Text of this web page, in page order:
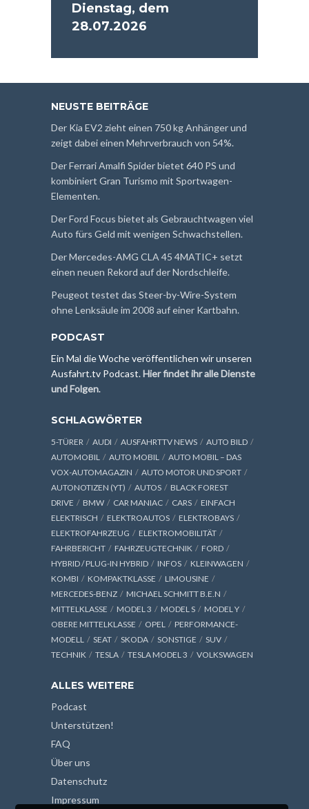
Dienstag, dem
28.07.2026
NEUSTE BEITRÄGE
Der Kia EV2 zieht einen 750 kg Anhänger und
zeigt dabei einen Mehrverbrauch von 54%.
Der Ferrari Amalfi Spider bietet 640 PS und
kombiniert Gran Turismo mit Sportwagen-
Elementen.
Der Ford Focus bietet als Gebrauchtwagen viel
Auto fürs Geld mit wenigen Schwachstellen.
Der Mercedes-AMG CLA 45 4MATIC+ setzt
einen neuen Rekord auf der Nordschleife.
Peugeot testet das Steer-by-Wire-System
ohne Lenksäule im 2008 auf einer Kartbahn.
PODCAST
Ein Mal die Woche veröffentlichen wir unseren
Ausfahrt.tv Podcast.Hier findet ihr alle Dienste
und Folgen.
SCHLAGWÖRTER
5-TÜRER AUDI AUSFAHRTTV NEWS
AUTO BILD
AUTOMOBIL
AUTO MOBIL
AUTO MOBIL – DAS
VOX-AUTOMAGAZIN
AUTO MOTOR UND SPORT
AUTONOTIZEN (YT)
AUTOS
BLACK FOREST
DRIVE
BMW CAR MANIAC CARS
EINFACH
ELEKTRISCH
ELEKTROAUTOS
ELEKTROBAYS
ELEKTROFAHRZEUG
ELEKTROMOBILITÄT
FAHRBERICHT
FAHRZEUGTECHNIK
FORD
HYBRID / PLUG-IN HYBRID
INFOS
KLEINWAGEN
KOMBI
KOMPAKTKLASSE
LIMOUSINE
MERCEDES-BENZ
MICHAEL SCHMITT B.E.N
MITTELKLASSE
MODEL 3 MODEL S
MODEL Y
OBERE MITTELKLASSE
OPEL
PERFORMANCE-
MODELL
SEAT SKODA SONSTIGE
SUV
TECHNIK
TESLA TESLA MODEL 3 VOLKSWAGEN
ALLES WEITERE
Podcast
Unterstützen!
FAQ
Über uns
Datenschutz
Impressum